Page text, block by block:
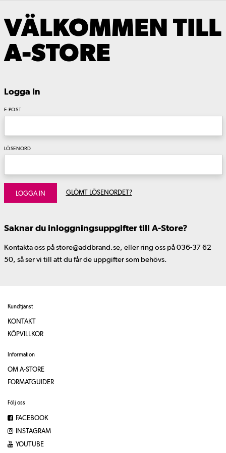
VÄLKOMMEN TILL
A-STORE
Logga In
E-POST
LÖSENORD
LOGGA IN GLÖMT LÖSENORDET?
Saknar du inloggningsuppgifter till A-Store?
Kontakta oss på store@addbrand.se, eller ring oss på 036-37 62
50, så ser vi till att du får de uppgifter som behövs.
Kundtjänst
KONTAKT
KÖPVILLKOR
Information
OM A-STORE
FORMATGUIDER
Följ oss
FACEBOOK
INSTAGRAM
YOUTUBE